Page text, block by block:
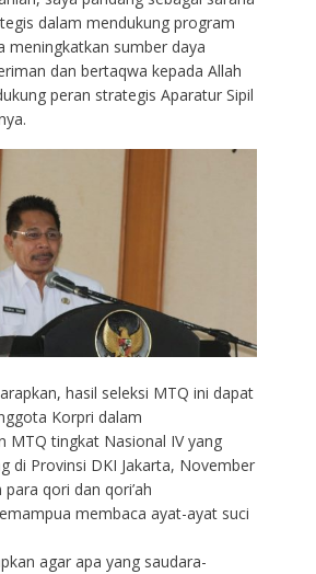
dalam mendukung program
meningkatkan sumber daya
dan bertaqwa kepada Allah
peran strategis Aparatur Sipil
hasil seleksi MTQ ini dapat
Korpri dalam
MTQ tingkat Nasional IV yang
di Provinsi DKI Jakarta, November
qori dan qori’ah
membaca ayat-ayat suci
agar apa yang saudara-